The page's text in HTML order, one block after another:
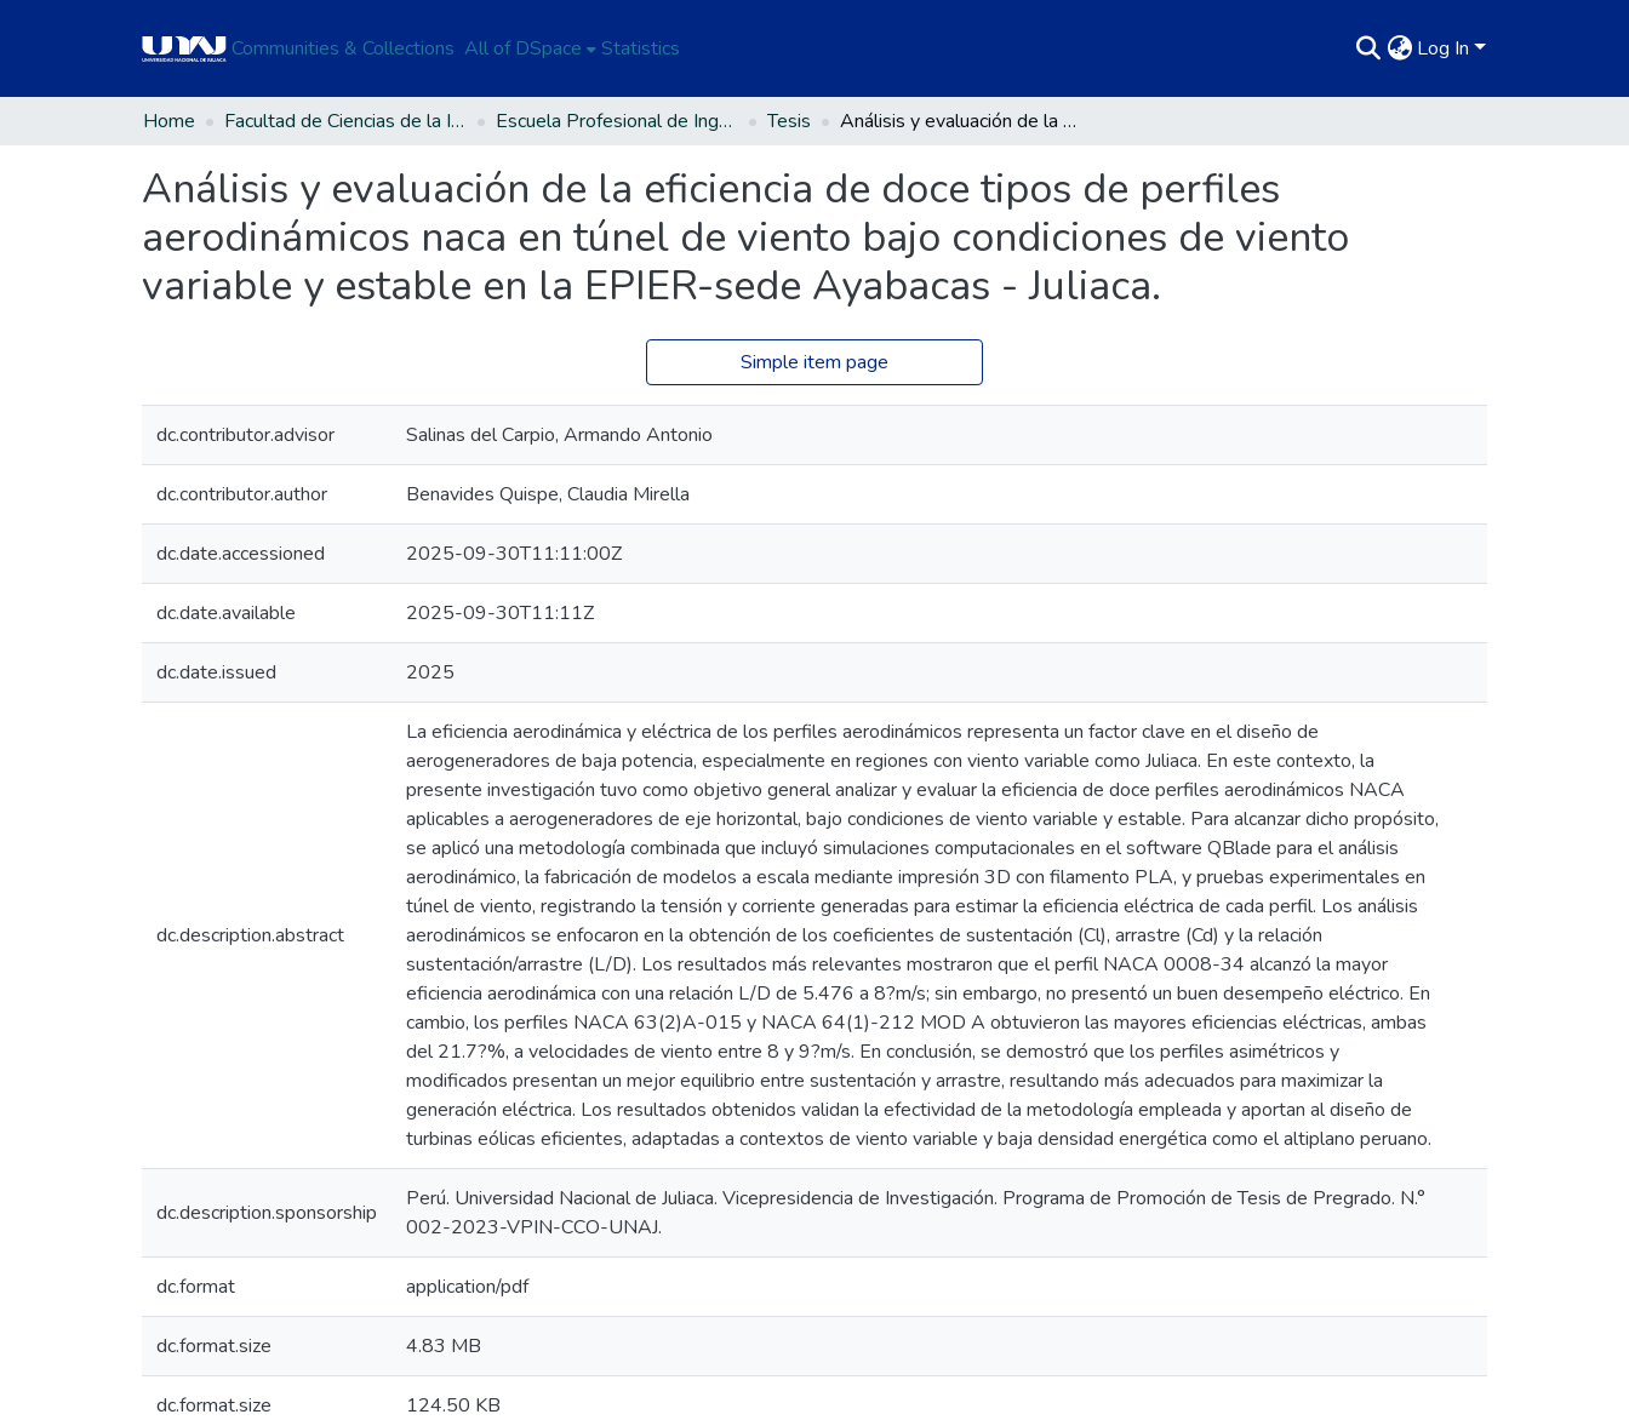
Communities & Collections All of DSpace Statistics Log In
Home Facultad de Ciencias de la Ingeniería Escuela Profesional de Ingeniería en Energías Renovables Tesis Análisis y evaluación de la eficiencia de doce tipos de perfiles aerodinámicos naca en túnel de viento bajo condiciones de viento variable y estable en la EPIER-sede Ayabacas - Juliaca.
Análisis y evaluación de la eficiencia de doce tipos de perfiles
aerodinámicos naca en túnel de viento bajo condiciones de viento
variable y estable en la EPIER-sede Ayabacas - Juliaca.
Simple item page
dc.contributor.advisor Salinas del Carpio, Armando Antonio
dc.contributor.author Benavides Quispe, Claudia Mirella
dc.date.accessioned 2025-09-30T11:11:00Z
dc.date.available 2025-09-30T11:11Z
dc.date.issued 2025
dc.description.abstract
La eficiencia aerodinámica y eléctrica de los perfiles aerodinámicos representa un factor clave en el diseño de
aerogeneradores de baja potencia, especialmente en regiones con viento variable como Juliaca. En este contexto, la
presente investigación tuvo como objetivo general analizar y evaluar la eficiencia de doce perfiles aerodinámicos NACA
aplicables a aerogeneradores de eje horizontal, bajo condiciones de viento variable y estable. Para alcanzar dicho propósito,
se aplicó una metodología combinada que incluyó simulaciones computacionales en el software QBlade para el análisis
aerodinámico, la fabricación de modelos a escala mediante impresión 3D con filamento PLA, y pruebas experimentales en
túnel de viento, registrando la tensión y corriente generadas para estimar la eficiencia eléctrica de cada perfil. Los análisis
aerodinámicos se enfocaron en la obtención de los coeficientes de sustentación (Cl), arrastre (Cd) y la relación
sustentación/arrastre (L/D). Los resultados más relevantes mostraron que el perfil NACA 0008-34 alcanzó la mayor
eficiencia aerodinámica con una relación L/D de 5.476 a 8?m/s; sin embargo, no presentó un buen desempeño eléctrico. En
cambio, los perfiles NACA 63(2)A-015 y NACA 64(1)-212 MOD A obtuvieron las mayores eficiencias eléctricas, ambas
del 21.7?%, a velocidades de viento entre 8 y 9?m/s. En conclusión, se demostró que los perfiles asimétricos y
modificados presentan un mejor equilibrio entre sustentación y arrastre, resultando más adecuados para maximizar la
generación eléctrica. Los resultados obtenidos validan la efectividad de la metodología empleada y aportan al diseño de
turbinas eólicas eficientes, adaptadas a contextos de viento variable y baja densidad energética como el altiplano peruano.
dc.description.sponsorship
Perú. Universidad Nacional de Juliaca. Vicepresidencia de Investigación. Programa de Promoción de Tesis de Pregrado. N.°
002-2023-VPIN-CCO-UNAJ.
dc.format application/pdf
dc.format.size 4.83 MB
dc.format.size 124.50 KB